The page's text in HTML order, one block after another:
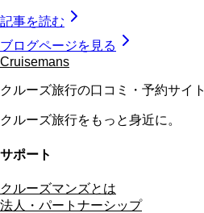
記事を読む
ブログページを見る
Cruisemans
クルーズ旅行の口コミ・予約サイト
クルーズ旅行をもっと身近に。
サポート
クルーズマンズとは
法人・パートナーシップ